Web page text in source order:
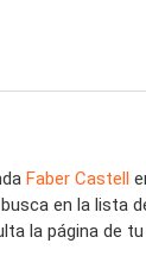
Faber Castell
en la lista
la página de